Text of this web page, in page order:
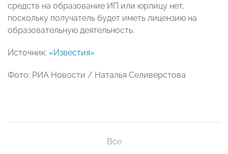
средств на образование ИП или юрлицу нет,
поскольку получатель будет иметь лицензию на
образовательную деятельность.
Источник: «Известия»
Фото: РИА Новости / Наталья Селиверстова
Все